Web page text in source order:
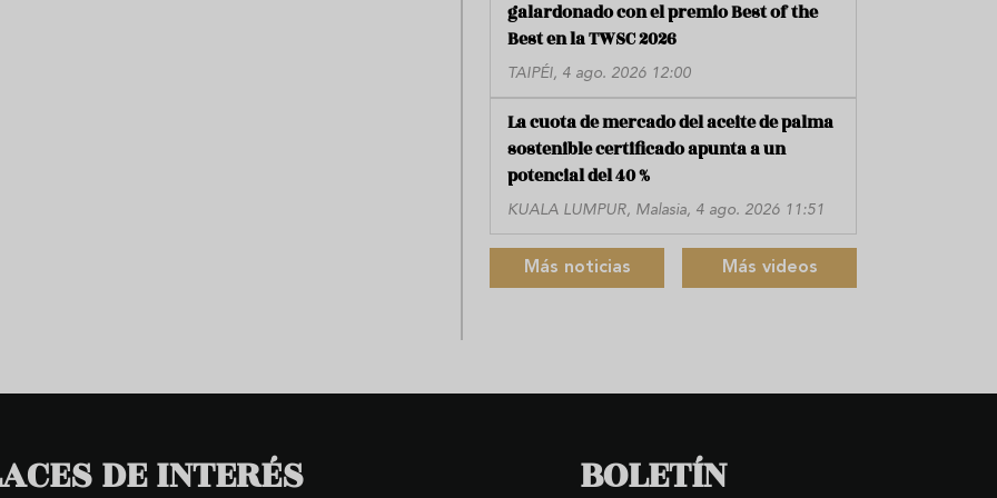
galardonado con el premio Best of the
Best en la TWSC 2026
TAIPÉI, 4 ago. 2026 12:00
La cuota de mercado del aceite de palma
sostenible certificado apunta a un
potencial del 40 %
KUALA LUMPUR, Malasia, 4 ago. 2026 11:51
Más noticias Más videos
DE INTERÉS BOLETÍN